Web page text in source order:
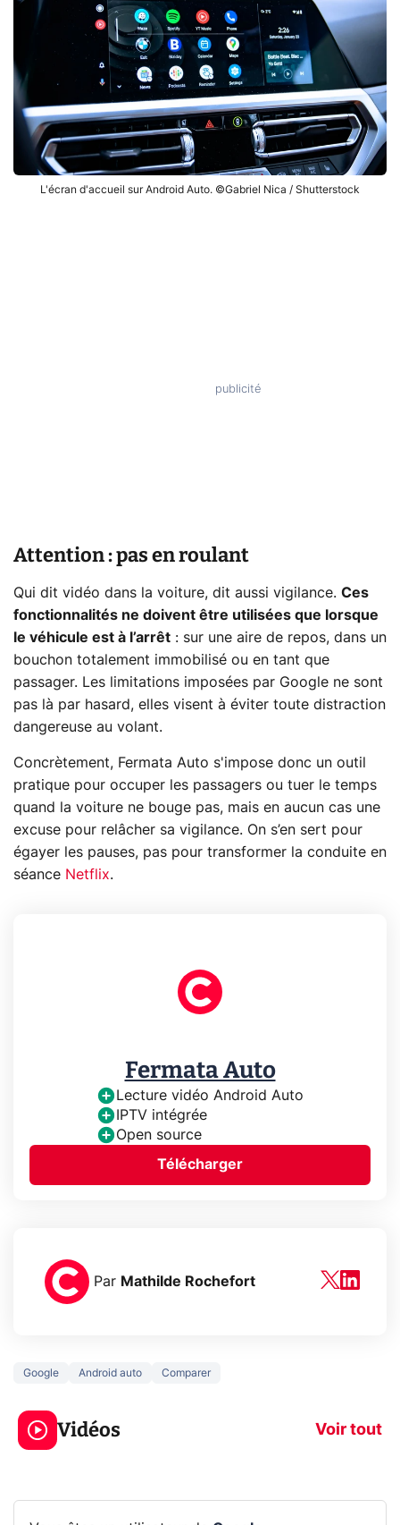
L'écran d'accueil sur Android Auto. ©Gabriel Nica / Shutterstock
Attention : pas en roulant
Qui dit vidéo dans la voiture, dit aussi vigilance. Ces
fonctionnalités ne doivent être utilisées que lorsque
le véhicule est à l’arrêt : sur une aire de repos, dans un
bouchon totalement immobilisé ou en tant que
passager. Les limitations imposées par Google ne sont
pas là par hasard, elles visent à éviter toute distraction
dangereuse au volant.
Concrètement, Fermata Auto s'impose donc un outil
pratique pour occuper les passagers ou tuer le temps
quand la voiture ne bouge pas, mais en aucun cas une
excuse pour relâcher sa vigilance. On s’en sert pour
égayer les pauses, pas pour transformer la conduite en
séance Netflix.
Fermata Auto
Lecture vidéo Android Auto
IPTV intégrée
Open source
Télécharger
Par Mathilde Rochefort
Google Android auto Comparer
Vidéos Voir tout
3 écrans en 1 pour
319€ ? Voici L'AOC
CQ32G4ZA !
prochaine